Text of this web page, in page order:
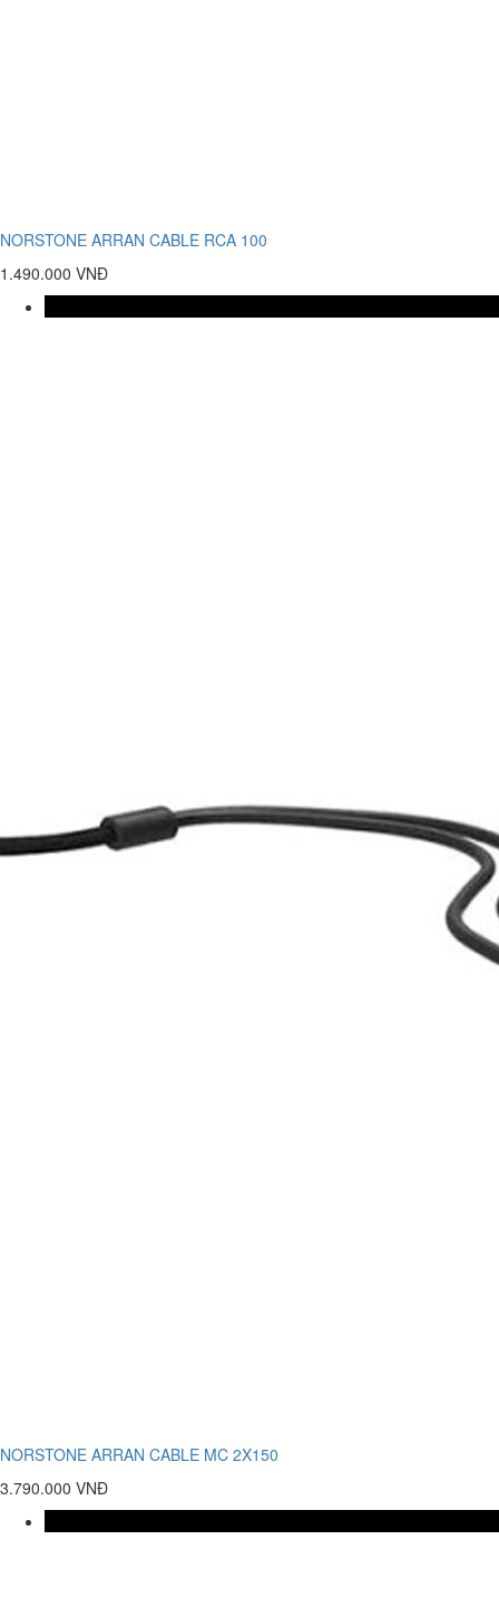
NORSTONE ARRAN CABLE RCA 100
1.490.000 VNĐ
NORSTONE ARRAN CABLE MC 2X150
3.790.000 VNĐ